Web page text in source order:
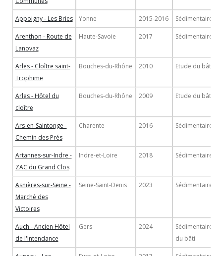
Appoigny - Les Bries Yonne 2015-2016 Sédimentaire
Arenthon - Route de
Lanovaz
Haute-Savoie 2017 Sédimentaire
Arles - Cloître saint-
Trophime
Bouches-du-Rhône 2010 Etude du bâti
Arles - Hôtel du
cloître
Bouches-du-Rhône 2009 Etude du bâti
Ars-en-Saintonge -
Chemin des Prés
Charente 2016 Sédimentaire
Artannes-sur-Indre -
ZAC du Grand Clos
Indre-et-Loire 2018 Sédimentaire
Asnières-sur-Seine -
Marché des
Victoires
Seine-Saint-Denis 2023 Sédimentaire
Auch - Ancien Hôtel
de l'Intendance
Gers 2024
Sédimentaire/
du bâti